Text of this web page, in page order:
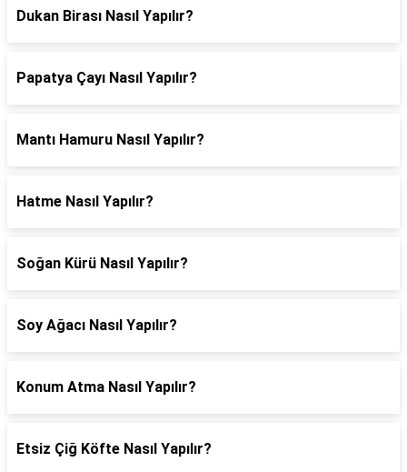
Dukan Birası Nasıl Yapılır?
Papatya Çayı Nasıl Yapılır?
Mantı Hamuru Nasıl Yapılır?
Hatme Nasıl Yapılır?
Soğan Kürü Nasıl Yapılır?
Soy Ağacı Nasıl Yapılır?
Konum Atma Nasıl Yapılır?
Etsiz Çiğ Köfte Nasıl Yapılır?